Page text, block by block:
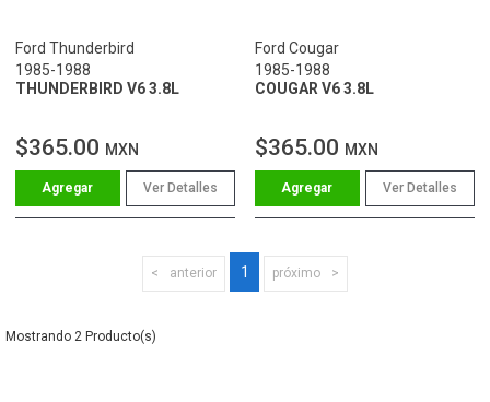
Ford Thunderbird
1985-1988
THUNDERBIRD V6 3.8L
$365.00 MXN
Ver Detalles
Ford Cougar
1985-1988
COUGAR V6 3.8L
$365.00 MXN
Ver Detalles
anterior 1 próximo
2